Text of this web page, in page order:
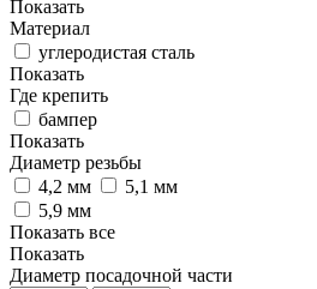
Показать
Материал
углеродистая сталь
Показать
Где крепить
бампер
Показать
Диаметр резьбы
4,2 мм
5,1 мм
5,9 мм
Показать все
Показать
Диаметр посадочной части